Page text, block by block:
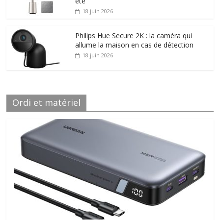
18 juin 2026
Philips Hue Secure 2K : la caméra qui
allume la maison en cas de détection
18 juin 2026
Ordi et matériel